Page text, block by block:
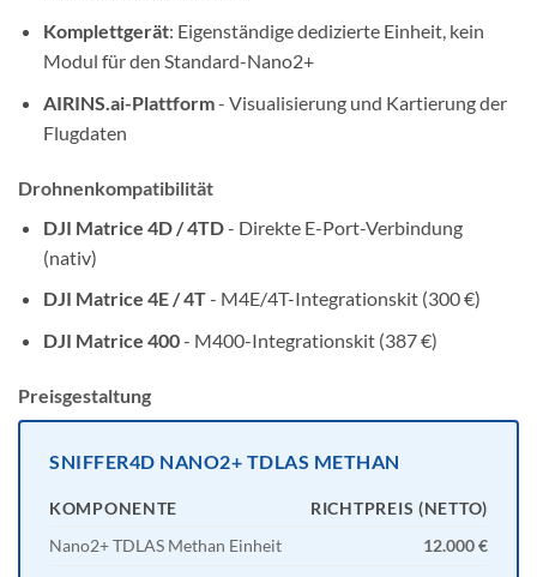
Komplettgerät: Eigenständige dedizierte Einheit, kein
Modul für den Standard-Nano2+
AIRINS.ai-Plattform- Visualisierung und Kartierung der
Flugdaten
Drohnenkompatibilität
DJI Matrice 4D / 4TD- Direkte E-Port-Verbindung
(nativ)
DJI Matrice 4E / 4T- M4E/4T-Integrationskit (300 €)
DJI Matrice 400- M400-Integrationskit (387 €)
Preisgestaltung
SNIFFER4D NANO2+ TDLAS METHAN
KOMPONENTE
RICHTPREIS (NETTO)
Nano2+ TDLAS Methan Einheit
12.000 €